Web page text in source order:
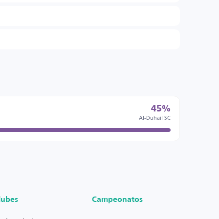
45%
Al-Duhail SC
Campeonatos